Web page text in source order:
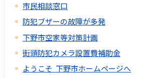
市民相談窓口
防犯ブザーの故障が多発
下野市空家等対策計画
街頭防犯カメラ設置費補助金
ようこそ 下野市ホームページへ